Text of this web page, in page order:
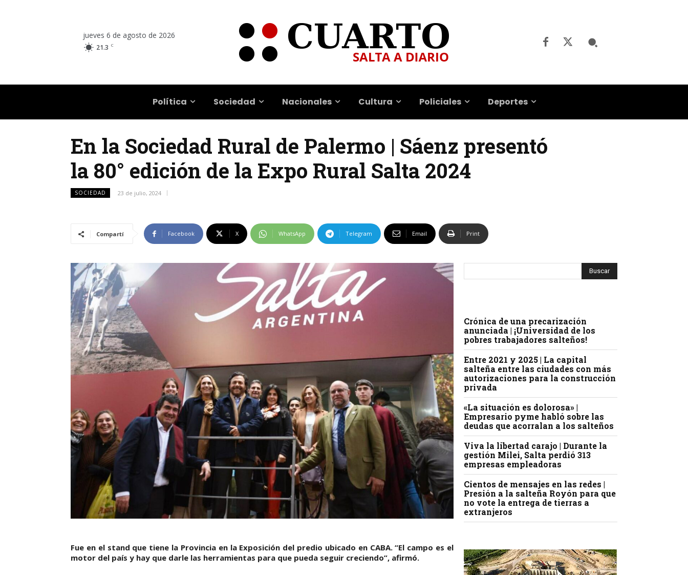
jueves 6 de agosto de 2026
21.3 C
Política Sociedad Nacionales Cultura Policiales Deportes
En la Sociedad Rural de Palermo | Sáenz presentó
la 80° edición de la Expo Rural Salta 2024
SOCIEDAD 23 de julio, 2024
Compartí Facebook X WhatsApp Telegram Email Print
Fue en el stand que tiene la Provincia en la Exposición del predio ubicado en CABA. “El campo es el
motor del país y hay que darle las herramientas para que pueda seguir creciendo”, afirmó.
Crónica de una precarización
anunciada | ¡Universidad de los
pobres trabajadores salteños!
Entre 2021 y 2025 | La capital
salteña entre las ciudades con más
autorizaciones para la construcción
privada
«La situación es dolorosa» |
Empresario pyme habló sobre las
deudas que acorralan a los salteños
Viva la libertad carajo | Durante la
gestión Milei, Salta perdió 313
empresas empleadoras
Cientos de mensajes en las redes |
Presión a la salteña Royón para que
no vote la entrega de tierras a
extranjeros